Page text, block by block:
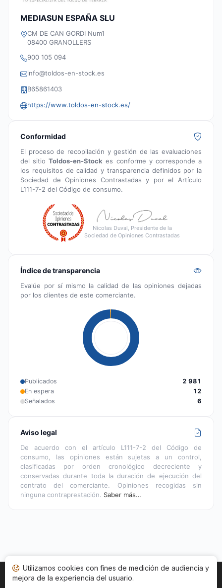
MEDIASUN ESPAÑA SLU
CM DE CAN GORDI Num1
08400 GRANOLLERS
900 105 094
info@toldos-en-stock.es
B65861403
https://www.toldos-en-stock.es/
Conformidad
El proceso de recopilación y gestión de las evaluaciones
del sitioToldos-en-Stock es conforme y corresponde a
los requisitos de calidad y transparencia definidos por la
Sociedad de Opiniones Contrastadas y por el Artículo
L111-7-2 del Código de consumo.
Nicolas Duval, Presidente de la
Sociedad de Opiniones Contrastadas
Índice de transparencia
Evalúe por sí mismo la calidad de las opiniones dejadas
por los clientes de este comerciante.
Publicados
2 981
En espera
12
Señalados
6
Aviso legal
De acuerdo con el artículo L111-7-2 del Código de
consumo, las opiniones están sujetas a un control,
clasificadas por orden cronológico decreciente y
conservadas durante toda la duración de ejecución del
contrato del comerciante. Opiniones recogidas sin
ninguna contraprestación. Saber más…
Inicio Estado opiniones Categorías
Utilizamos cookies con fines de medición de audiencia y
mejora de la experiencia del usuario.